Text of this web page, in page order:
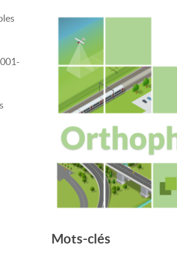
Mots-clés